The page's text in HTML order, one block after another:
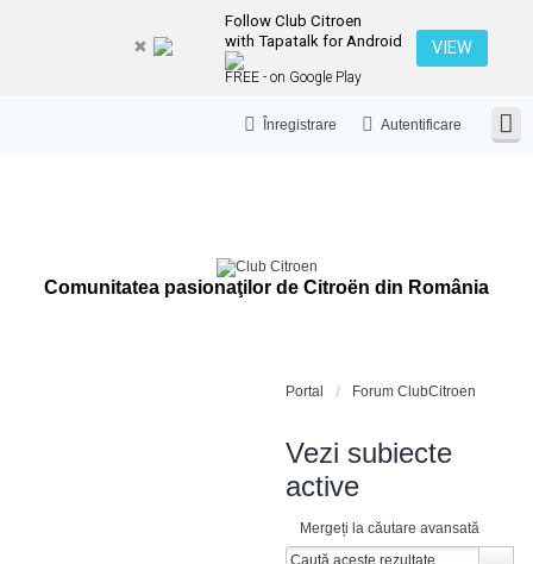
Follow Club Citroen
with Tapatalk for Android
FREE - on Google Play
VIEW
Autentificare
Înregistrare
Comunitatea pasionaţilor de Citroën din România
Portal Forum ClubCitroen
Vezi subiecte
active
Mergeți la căutare avansată